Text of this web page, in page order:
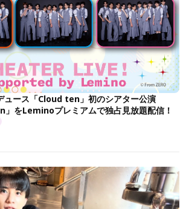
ュース「Cloud ten」初のシアター公演
」をLeminoプレミアムで独占見放題配信！